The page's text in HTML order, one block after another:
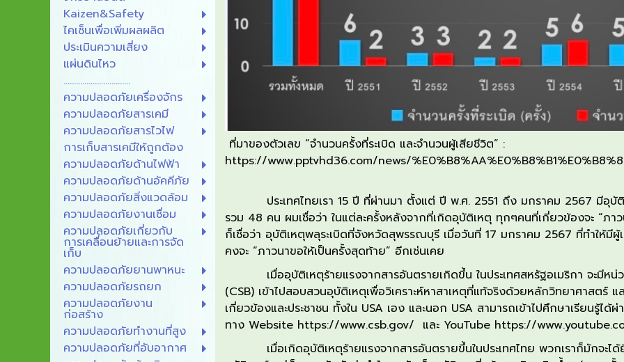
Kaizen&Safety
ไคเซ็นเพื่อเพิ่มผลผลิต
ประเมินความเสี่ยง
แผ่นดินไหว
................................
ความปลอดภัยเครื่องจักร
ความปลอดภัยสารเคมี
ความปลอดภัยสารไวไฟ
การเก็บสารเคมีให้ถูกต้อง
ความปลอดภัยด้านไฟฟ้า
ความปลอดภัยด้านอัคคีภัย
ความปลอดภัยสิ่งแวดล้อม
ความปลอดภัยงานเชื่อม
ความปลอดภัยเกี่ยวกับ
การเคลื่อนย้ายและการจัด
เก็บ
ความปลอดภัยยานพาหนะ
ความปลอดภัยรถยก
ความปลอดภัยงาน
ก่อสร้าง
ความปลอดภัยทำงานที่สูง
ความปลอดภัยที่อับอากาศ
ที่มาของตัวเลข “จำนวนครั้งที่ระเบิด และจำนวนผู้เสียชีวิต” :
https://www.pptvhd36.com/news/
ประเทศไทยเรา 15 ปี ที่ผ่านมา ตั้งแต่ ปี พ.ศ.2551 ถึง มกราคม 2567 มีอุบั
รวม 48 คน ผมเชื่อว่า ในแต่ละครั้งหลังจากที่เกิดอุบัติเหตุ ทุกๆคนที่เกี่ยวข้องจะ “ภา
ก็เชื่อว่า อุบัติเหตุพลุระเบิดที่จังหวัดสุพรรณบุรี เมื่อวันที่ 17 มกราคม 2567 ที่ทำให้มี
คงจะ “ภาวนาขอให้เป็นครั้งสุดท้าย” อีกเช่นเคย
เมื่ออุบัติเหตุร้ายแรงจากสารอันตรายเกิดขึ้น ในประเทศสหรัฐอเมริกา จะมีหน่
(CSB) เข้าไปสอบสวนอุบัติเหตุเพื่อวิเคราะห์หาสาเหตุที่แท้จริงด้วยหลักวิทยาศาสตร์ แ
เกี่ยวข้องและประชาชน ทั้งใน USA เอง และนอก USA สามารถเข้าไปศึกษาเรียนรู้ได้ผ่
ทาง Website https://www.csb.gov/ และ YouTube https://
เมื่อเกิดอุบัติเหตุร้ายแรงจากสารอันตรายขึ้นในประเทศไทย พวกเราก็มักจะได้